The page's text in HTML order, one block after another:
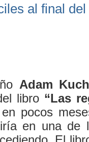
al final
Adam
libro “Las
pocos
en una de